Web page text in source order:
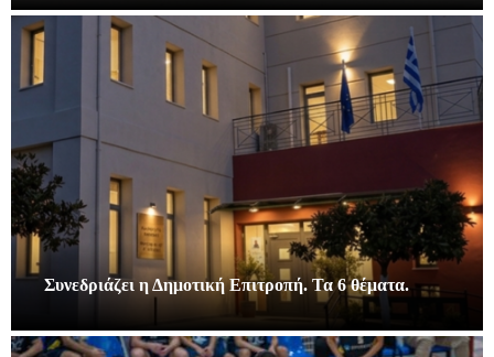
Συνεδριάζει η Δημοτική Επιτροπή. Τα 6 θέματα.